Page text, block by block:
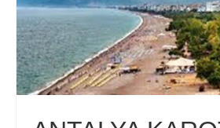
Blog
İletişim